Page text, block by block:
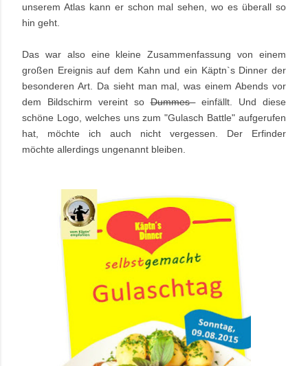
unserem Atlas kann er schon mal sehen, wo es überall so
hin geht.
Das war also eine kleine Zusammenfassung von einem
großen Ereignis auf dem Kahn und ein Käptn`s Dinner der
besonderen Art. Da sieht man mal, was einem Abends vor
dem Bildschirm vereint soDummeseinfällt. Und diese
schöne Logo, welches uns zum "Gulasch Battle" aufgerufen
hat, möchte ich auch nicht vergessen. Der Erfinder
möchte allerdings ungenannt bleiben.